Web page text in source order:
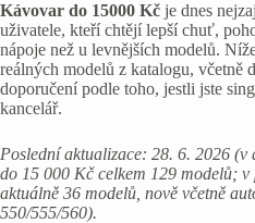
Kávovar do 15000 Kč je dnes
uživatele, kteří chtějí lepší chuť,
nápoje než u levnějších modelů.
reálných modelů z katalogu, včetně
doporučení podle toho, jestli jste
kancelář.
Poslední aktualizace: 28. 6. 2026
do 15 000 Kč celkem 129 modelů;
aktuálně 36 modelů, nově včetně
550/555/560).